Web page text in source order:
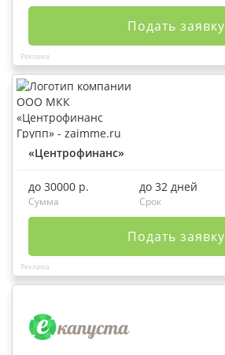
Подать заявку
«Центрофинанс»
до 30000 р.
Сумма
до 32 дней
Срок
Подать заявку